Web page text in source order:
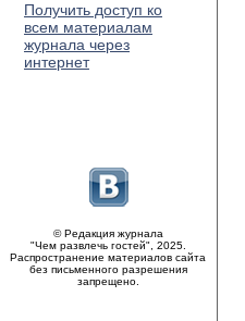
Получить доступ ко
всем материалам
журнала через
интернет
© Редакция журнала
"Чем развлечь гостей", 2025.
Распространение материалов сайта
без письменного разрешения
запрещено.